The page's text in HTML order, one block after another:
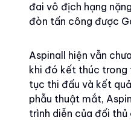
đai vô địch hạng
đòn tấn công được
Aspinall hiện vẫn
khi đó kết thúc trong
tục thi đấu và kết
phẫu thuật mắt,
trình diễn của đối thủ